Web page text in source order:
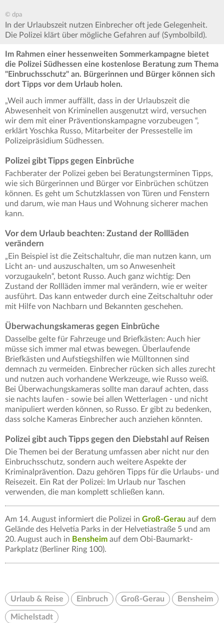
© dpa
In der Urlaubszeit nutzen Einbrecher oft jede Gelegenheit.
Die Polizei klärt über mögliche Gefahren auf (Symbolbild).
Im Rahmen einer hessenweiten Sommerkampagne bietet
die Polizei Südhessen eine kostenlose Beratung zum Thema
"Einbruchsschutz" an. Bürgerinnen und Bürger können sich
dort Tipps vor dem Urlaub holen.
„Weil auch immer auffällt, dass in der Urlaubszeit die
Abwesenheit von Kriminellen ausgenutzt wird, versuchen
wir dem mit einer Präventionskampagne vorzubeugen “,
erklärt Yoschka Russo, Mitarbeiter der Pressestelle im
Polizeipräsidium Südhessen.
Polizei gibt Tipps gegen Einbrüche
Fachberater der Polizei geben bei Beratungsterminen Tipps,
wie sich Bürgerinnen und Bürger vor Einbrüchen schützen
können. Es geht um Schutzklassen von Türen und Fenstern
und darum, wie man Haus und Wohnung sicherer machen
kann.
Vor dem Urlaub beachten: Zustand der Rollläden
verändern
„Ein Beispiel ist die Zeitschaltuhr, die man nutzen kann, um
Licht an- und auszuschalten, um so Anwesenheit
vorzugaukeln“, betont Russo. Auch ganz wichtig: Den
Zustand der Rollläden immer mal verändern, wie er weiter
ausführt. Das kann entweder durch eine Zeitschaltuhr oder
mit Hilfe von Nachbarn und Bekannten geschehen.
Überwachungskameras gegen Einbrüche
Dasselbe gelte für Fahrzeuge und Briefkästen: Auch hier
müsse sich immer mal etwas bewegen. Überlaufende
Briefkästen und Aufstiegshilfen wie Mülltonnen sind
demnach zu vermeiden. Einbrecher rücken sich alles zurecht
und nutzen auch vorhandene Werkzeuge, wie Russo weiß.
Bei Überwachungskameras sollte man darauf achten, dass
sie nachts laufen - sowie bei allen Wetterlagen - und nicht
manipuliert werden können, so Russo. Er gibt zu bedenken,
dass solche Kameras Einbrecher auch anziehen könnten.
Polizei gibt auch Tipps gegen den Diebstahl auf Reisen
Die Themen bei der Beratung umfassen aber nicht nur den
Einbruchsschutz, sondern auch weitere Aspekte der
Kriminalprävention. Dazu gehören Tipps für die Urlaubs- und
Reisezeit. Ein Rat der Polizei: Im Urlaub nur Taschen
verwenden, die man komplett schließen kann.
Am 14. August informiert die Polizei in Groß-Gerau auf dem
Gelände des Helvetia Parks in der Helvetiastraße 5 und am
20. August auch in Bensheim auf dem Obi-Baumarkt-
Parkplatz (Berliner Ring 100).
Urlaub & Reise Einbruch Groß-Gerau Bensheim
Michelstadt